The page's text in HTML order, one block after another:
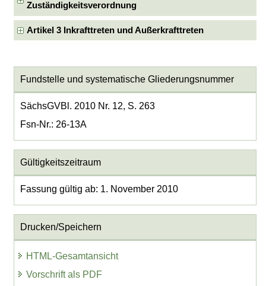
Zuständigkeitsverordnung
Artikel 3 Inkrafttreten und Außerkrafttreten
Fundstelle und systematische Gliederungsnummer
SächsGVBl. 2010 Nr. 12, S. 263
Fsn-Nr.: 26-13A
Gültigkeitszeitraum
Fassung gültig ab: 1. November 2010
Drucken/Speichern
HTML-Gesamtansicht
Vorschrift als PDF